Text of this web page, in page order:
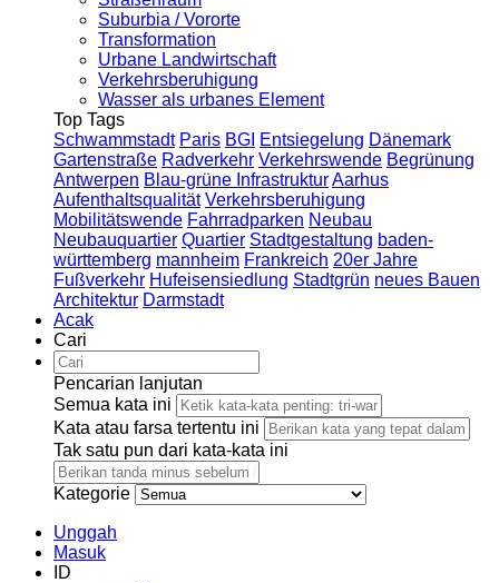
Suburbia / Vororte
Transformation
Urbane Landwirtschaft
Verkehrsberuhigung
Wasser als urbanes Element
Top Tags
Schwammstadt Paris BGI Entsiegelung Dänemark
Gartenstraße Radverkehr Verkehrswende Begrünung
Antwerpen Blau-grüne InfrastrukturAarhus
Aufenthaltsqualität Verkehrsberuhigung
Mobilitätswende Fahrradparken Neubau
Neubauquartier Quartier Stadtgestaltung baden-
württemberg mannheim Frankreich 20er Jahre
Fußverkehr Hufeisensiedlung Stadtgrün neues Bauen
Architektur Darmstadt
Acak
Cari
Pencarian lanjutan
Semua kata ini
Kata atau farsa tertentu ini
Tak satu pun dari kata-kata ini
Kategorie
Unggah
Masuk
ID